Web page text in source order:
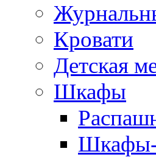
Кровати
Детская
Шкафы